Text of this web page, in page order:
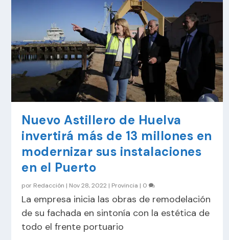
Nuevo Astillero de Huelva
invertirá más de 13 millones en
modernizar sus instalaciones
en el Puerto
por Redacción | Nov 28, 2022 | Provincia | 0
La empresa inicia las obras de remodelación
de su fachada en sintonía con la estética de
todo el frente portuario